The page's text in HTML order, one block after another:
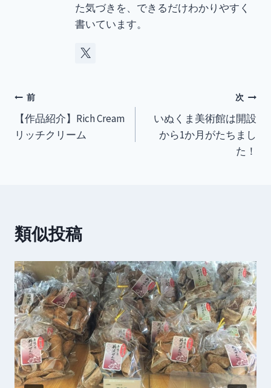
た気づきを、できるだけわかりやすく
書いています。
投
稿
ー
ョ
ン
前
【作品紹介】Rich Cream
リッチクリーム
次
いぬくま美術館は開設
から1か月がたちまし
た！
類似投稿